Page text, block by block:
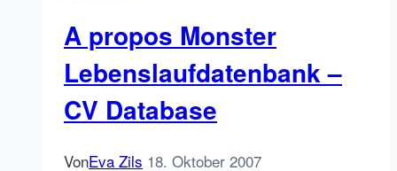
Internet
(II)
A propos Monster
Lebenslaufdatenbank –
CV Database
VonEva Zils 18. Oktober 2007